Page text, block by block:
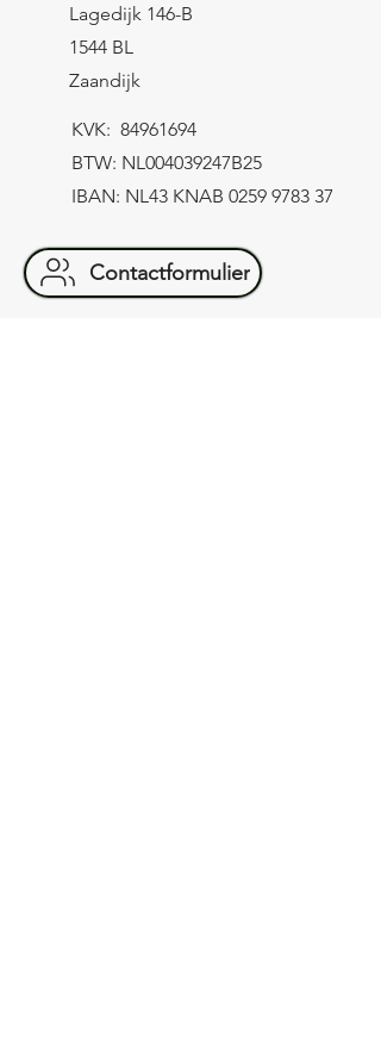
Lagedijk 146-B
1544 BL
Zaandijk
KVK: 84961694
BTW: NL004039247B25
IBAN: NL43 KNAB 0259 9783 37
Contactformulier